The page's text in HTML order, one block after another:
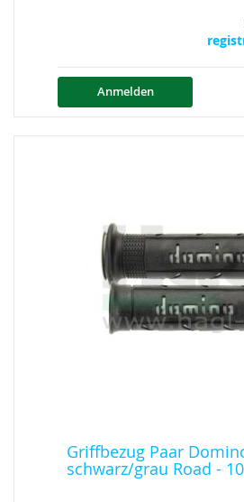
Anmelden
Griffbezug Paar
schwarz/grau Road -